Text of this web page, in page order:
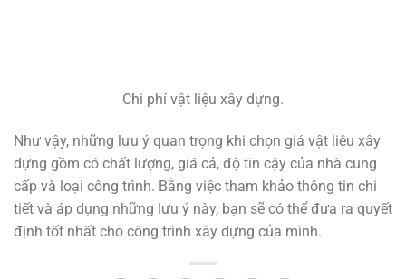
Chi phí vật liệu xây dựng.
Như vậy, những lưu ý quan trọng khi chọn giá vật liệu xây
dựng gồm có chất lượng, giá cả, độ tin cậy của nhà cung
cấp và loại công trình. Bằng việc tham khảo thông tin chi
tiết và áp dụng những lưu ý này, bạn sẽ có thể đưa ra quyết
định tốt nhất cho công trình xây dựng của mình.